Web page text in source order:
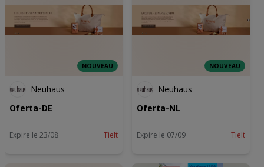
NOUVEAU
Neuhaus
Oferta-DE
Expire le 23/08 Tielt
NOUVEAU
Neuhaus
Oferta-NL
Expire le 07/09 Tielt